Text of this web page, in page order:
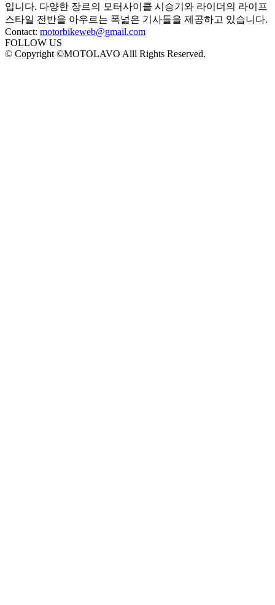
입니다. 다양한 장르의 모터사이클 시승기와 라이더의 라이프
스타일 전반을 아우르는 폭넓은 기사들을 제공하고 있습니다.
Contact: motorbikeweb@gmail.com
FOLLOW US
© Copyright ©MOTOLAVO Alll Rights Reserved.